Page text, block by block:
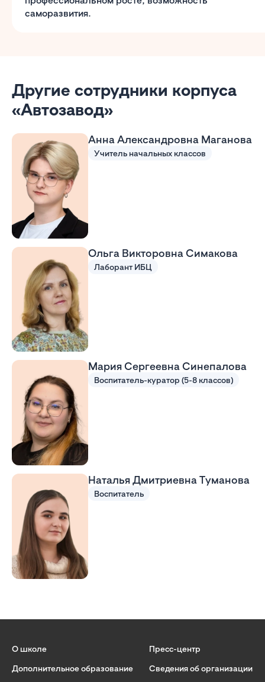
саморазвития.
Другие сотрудники корпуса
«Автозавод»
Анна Александровна Маганова
Учитель начальных классов
Ольга Викторовна Симакова
Лаборант ИБЦ
Мария Сергеевна Синепалова
Воспитатель-куратор (5-8 классов)
Наталья Дмитриевна Туманова
Воспитатель
О школе
Дополнительное образование
Пресс-центр
Сведения об организации